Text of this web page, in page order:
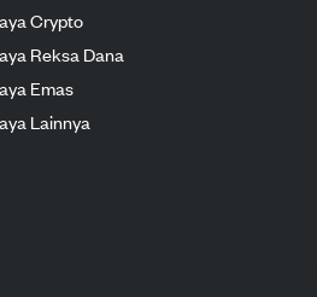
Crypto
Reksa Dana
Emas
Lainnya